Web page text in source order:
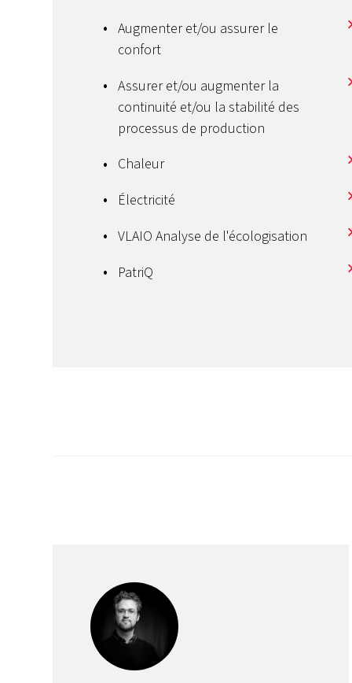
Augmenter et/ou assurer le
confort
Assurer et/ou augmenter la
continuité et/ou la stabilité des
processus de production
Chaleur
Électricité
VLAIO Analyse de l'écologisation
PatriQ